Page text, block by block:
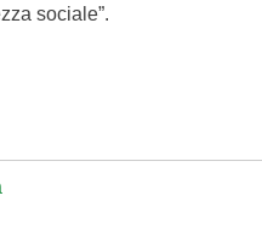
sociale”.